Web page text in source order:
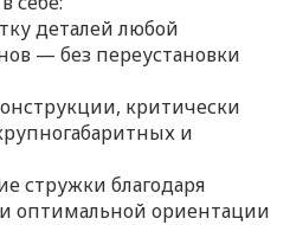
деталей любой
— без переустановки
критически
и
стружки благодаря
оптимальной ориентации